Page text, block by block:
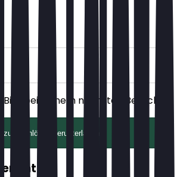
Bier bei deinem nächsten Besuch.
zum Einlösen herunterladen